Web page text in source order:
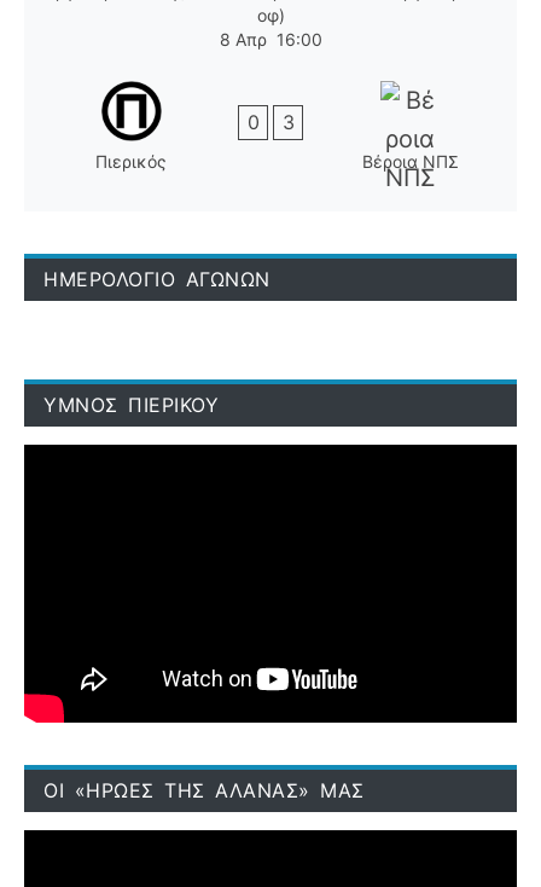
οφ)
8 Απρ 16:00
Πιερικός
0 3
Βέροια ΝΠΣ
ΗΜΕΡΟΛΟΓΙΟ ΑΓΩΝΩΝ
ΥΜΝΟΣ ΠΙΕΡΙΚΟΥ
ΟΙ «ΗΡΩΕΣ ΤΗΣ ΑΛΑΝΑΣ» ΜΑΣ